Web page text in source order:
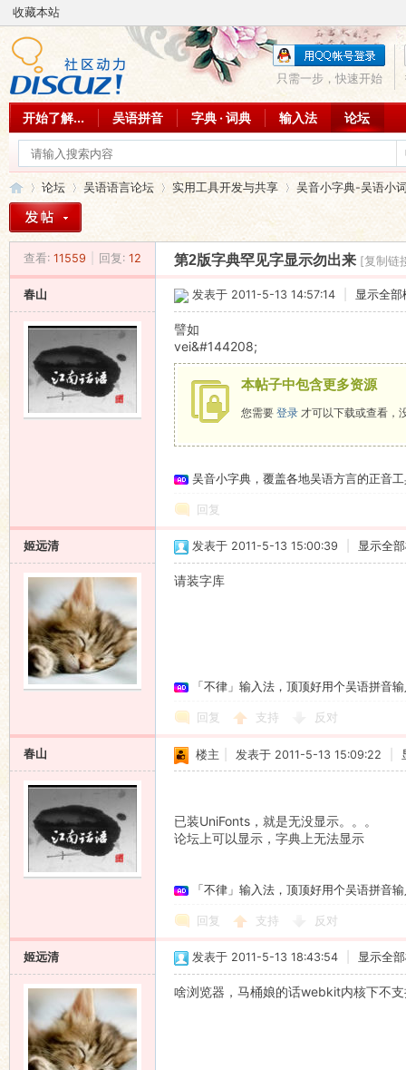
收藏本站
只需一步，快速开始
开始了解... 吴语拼音 字典 · 词典 输入法 论坛
»
论坛
›
吴语语言论坛 实用工具开发与共享
›
吴音小字典-吴语小
查看: 11559 回复: 12 第2版字典罕见字显示勿出来 [复制链
春山 发表于 2011-5-13 14:57:14 显示全部
譬如
vei&#144208;
本帖子中包含更多资源
您需要 登录 才可以下载或查看，
吴音小字典，覆盖各地吴语方言的正音
回复
姬远清 发表于 2011-5-13 15:00:39 显示全
请装字库
「不律」输入法，顶顶好用个吴语拼音
回复 支持 反对
春山 楼主 发表于 2011-5-13 15:09:22
已装UniFonts，就是无没显示。。。
论坛上可以显示，字典上无法显示
「不律」输入法，顶顶好用个吴语拼音
回复 支持 反对
姬远清 发表于 2011-5-13 18:43:54 显示全
啥浏览器，马桶娘的话webkit内核下不